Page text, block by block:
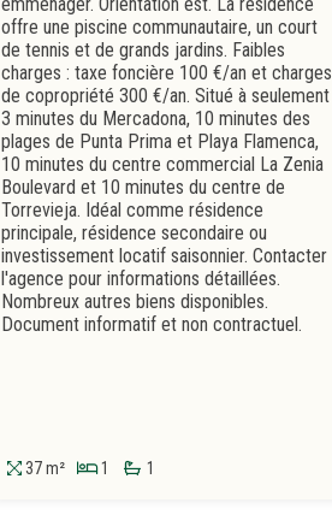
emménager. Orientation est. La résidence
offre une piscine communautaire, un court
de tennis et de grands jardins. Faibles
charges : taxe foncière 100 €/an et charges
de copropriété 300 €/an. Situé à seulement
3 minutes du Mercadona, 10 minutes des
plages de Punta Prima et Playa Flamenca,
10 minutes du centre commercial La Zenia
Boulevard et 10 minutes du centre de
Torrevieja. Idéal comme résidence
principale, résidence secondaire ou
investissement locatif saisonnier. Contacter
l'agence pour informations détaillées.
Nombreux autres biens disponibles.
Document informatif et non contractuel.
37 m² 1 1